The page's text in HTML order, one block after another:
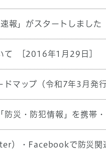
報」がスタートしました
て [2016年1月29日]
ドマップ（令和7年3月発行
防災・防犯情報」を携帯
）・Facebookで防災関